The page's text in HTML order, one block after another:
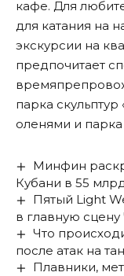
кафе. Для
для катания на
экскурсии на
предпочитает
парка
оленями и парка
Минфин
Кубани в 55
Пятый Light
в главную
Что
после атак на
Плавники,